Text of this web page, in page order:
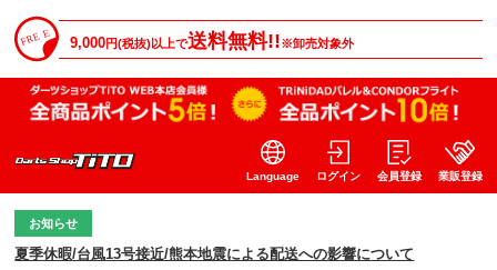
9,000円(税抜)以上で送料無料!!※卸売対象外
Language ログイン 会員登録 業販登録
お知らせ
夏季休暇/台風13号接近/熊本地震による配送への影響について